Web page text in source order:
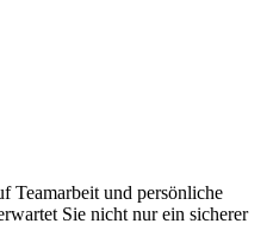
Teamarbeit und persönliche
Sie nicht nur ein sicherer